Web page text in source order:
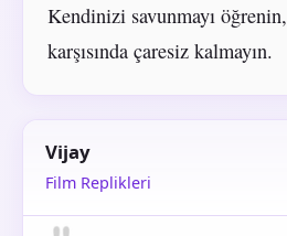
Kendinizi savunmayı
karşısında çaresiz kalmayın.
Vijay
Film Replikleri